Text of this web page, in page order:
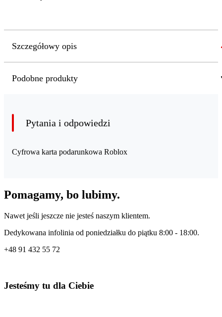
Szczegółowy opis
Podobne produkty
Pytania i odpowiedzi
Cyfrowa karta podarunkowa Roblox
Pomagamy, bo lubimy.
Nawet jeśli jeszcze nie jesteś naszym klientem.
Dedykowana infolinia od poniedziałku do piątku 8:00 - 18:00.
+48 91 432 55 72
Jesteśmy tu dla Ciebie